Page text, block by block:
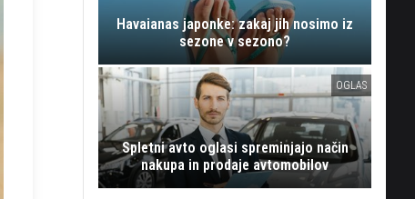
Havaianas japonke: zakaj jih nosimo iz
sezone v sezono?
OGLAS
Spletni avto oglasi spreminjajo način
nakupa in prodaje avtomobilov